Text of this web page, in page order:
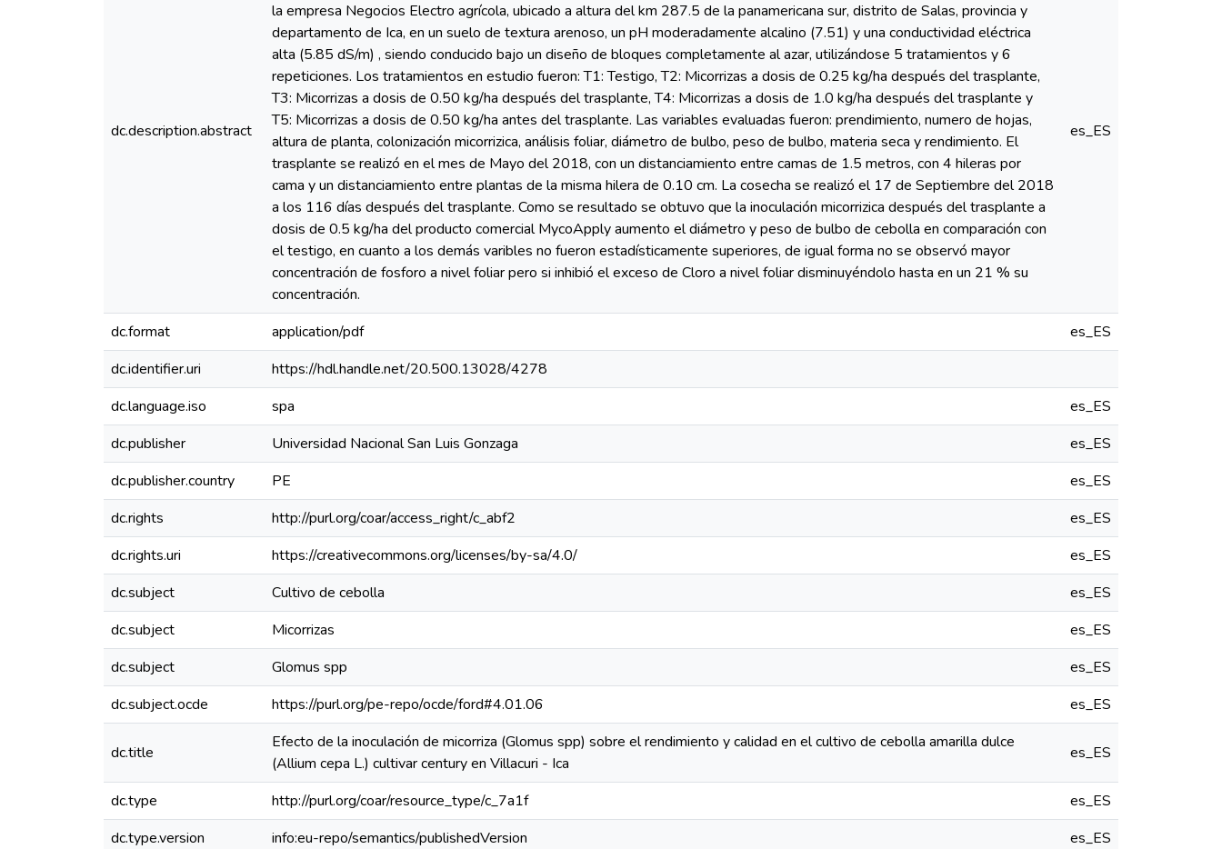
dc.description.abstract
la empresa Negocios Electro agrícola, ubicado a altura del km 287.5 de la panamericana sur, distrito de Salas, provincia y
departamento de Ica, en un suelo de textura arenoso, un pH moderadamente alcalino (7.51) y una conductividad eléctrica
alta (5.85 dS/m) , siendo conducido bajo un diseño de bloques completamente al azar, utilizándose 5 tratamientos y 6
repeticiones. Los tratamientos en estudio fueron: T1: Testigo, T2: Micorrizas a dosis de 0.25 kg/ha después del trasplante,
T3: Micorrizas a dosis de 0.50 kg/ha después del trasplante, T4: Micorrizas a dosis de 1.0 kg/ha después del trasplante y
T5: Micorrizas a dosis de 0.50 kg/ha antes del trasplante. Las variables evaluadas fueron: prendimiento, numero de hojas,
altura de planta, colonización micorrizica, análisis foliar, diámetro de bulbo, peso de bulbo, materia seca y rendimiento. El
trasplante se realizó en el mes de Mayo del 2018, con un distanciamiento entre camas de 1.5 metros, con 4 hileras por
cama y un distanciamiento entre plantas de la misma hilera de 0.10 cm. La cosecha se realizó el 17 de Septiembre del 2018
a los 116 días después del trasplante. Como se resultado se obtuvo que la inoculación micorrizica después del trasplante a
dosis de 0.5 kg/ha del producto comercial MycoApply aumento el diámetro y peso de bulbo de cebolla en comparación con
el testigo, en cuanto a los demás varibles no fueron estadísticamente superiores, de igual forma no se observó mayor
concentración de fosforo a nivel foliar pero si inhibió el exceso de Cloro a nivel foliar disminuyéndolo hasta en un 21 % su
concentración.
es_ES
dc.format application/pdf
es_ES
dc.identifier.uri
https://hdl.handle.net/20.500.13028/4278
dc.language.iso
spa
es_ES
dc.publisher
Universidad Nacional San Luis Gonzaga
es_ES
dc.publisher.country
PE
es_ES
dc.rights
http://purl.org/coar/access_right/c_abf2
es_ES
dc.rights.uri
https://creativecommons.org/licenses/by-sa/4.0/
es_ES
dc.subject
Cultivo de cebolla
es_ES
dc.subject
Micorrizas
es_ES
dc.subject
Glomus spp
es_ES
dc.subject.ocde
https://purl.org/pe-repo/ocde/ford#4.01.06 es_ES
dc.title
Efecto de la inoculación de micorriza (Glomus spp) sobre el rendimiento y calidad en el cultivo de cebolla amarilla dulce
(Allium cepa L.) cultivar century en Villacuri - Ica
es_ES
dc.type http://purl.org/coar/resource_type/c_7a1f
es_ES
dc.type.version
info:eu-repo/semantics/publishedVersion
es_ES